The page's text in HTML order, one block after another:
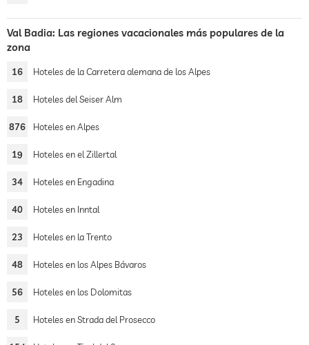
Val Badia: Las regiones vacacionales más populares de la
zona
16 Hoteles de la Carretera alemana de los Alpes
18 Hoteles del Seiser Alm
876 Hoteles en Alpes
19 Hoteles en el Zillertal
34 Hoteles en Engadina
40 Hoteles en Inntal
23 Hoteles en la Trento
48 Hoteles en los Alpes Bávaros
56 Hoteles en los Dolomitas
5 Hoteles en Strada del Prosecco